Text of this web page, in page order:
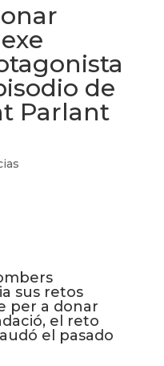
de
Parlant
sus retos
per a donar
el reto
el pasado